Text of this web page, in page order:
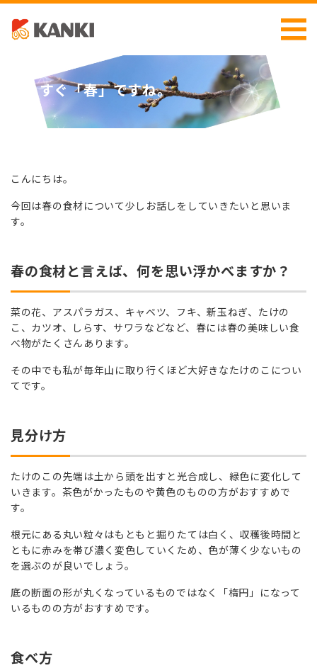
もうすぐ「春」ですね。
こんにちは。
今回は春の食材について少しお話しをしていきたいと思いま
す。
春の食材と言えば、何を思い浮かべますか？
菜の花、アスパラガス、キャベツ、フキ、新玉ねぎ、たけの
こ、カツオ、しらす、サワラなどなど、春には春の美味しい食
べ物がたくさんあります。
その中でも私が毎年山に取り行くほど大好きなたけのこについ
てです。
見分け方
たけのこの先端は土から頭を出すと光合成し、緑色に変化して
いきます。茶色がかったものや黄色のものの方がおすすめで
す。
根元にある丸い粒々はもともと掘りたては白く、収穫後時間と
ともに赤みを帯び濃く変色していくため、色が薄く少ないもの
を選ぶのが良いでしょう。
底の断面の形が丸くなっているものではなく「楕円」になって
いるものの方がおすすめです。
食べ方